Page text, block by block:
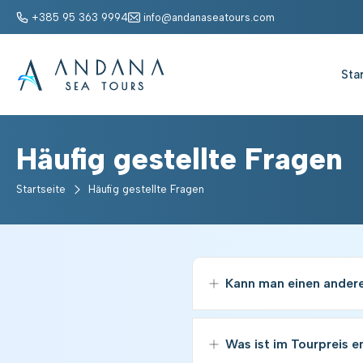
+385 95 363 9994 info@andanaseatours.com
Häufig gestellte Fragen
Startseite Häufig gestellte Fragen
Kann man einen
Zusätzliche
nach dem 10.
Was ist im Tourpreis